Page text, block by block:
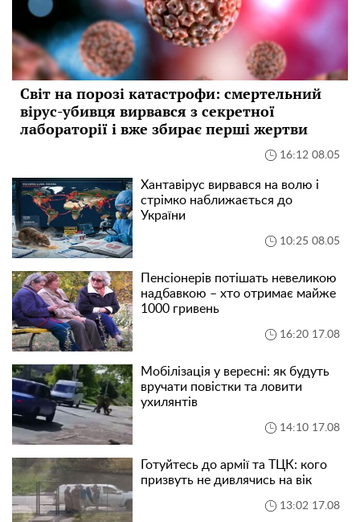
Світ на порозі катастрофи: смертельний
вірус-убивця вирвався з секретної
лабораторії і вже збирає перші жертви
16:12 08.05
Хантавірус вирвався на волю і
стрімко наближається до
України
10:25 08.05
Пенсіонерів потішать невеликою
надбавкою – хто отримає майже
1000 гривень
16:20 17.08
Мобілізація у вересні: як будуть
вручати повістки та ловити
ухилянтів
14:10 17.08
Готуйтесь до армії та ТЦК: кого
призвуть не дивлячись на вік
13:02 17.08